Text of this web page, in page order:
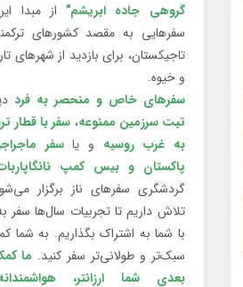
گروهی جاده ابریشم" از مبدا
سفرهایی به مقصد کشورهای
تاجیکستان، برای بازدید از شهرهای
و خیوه.
سفرهای خاص و منحصر به فرد
تبت سرزمین ممنوعه، سفر با قطار
به غرب روسیه و یاسفر
پاکستان و بیس کمپ
گردشگری سفرهای ناز برگزار
تلاش داریم تا تجربیات سال‌ها سفر
با شما به اشتراک بگذاریم. به شما
سبک‌تر و طولانی‌تر سفر کنید. ما